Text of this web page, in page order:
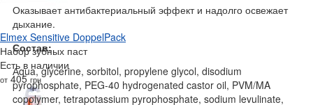
Оказывает антибактериальный эффект и надолго освежает
дыхание.
Состав:
Аqua, glycerine, sorbitol, propylene glycol, disodium
pyrophosphate, PEG-40 hydrogenated castor oil, PVM/MA
copolymer, tetrapotassium pyrophosphate, sodium levulinate,
Elmex Sensitive DoppelPack
Набор зубных паст
Есть в наличии
от 405грн